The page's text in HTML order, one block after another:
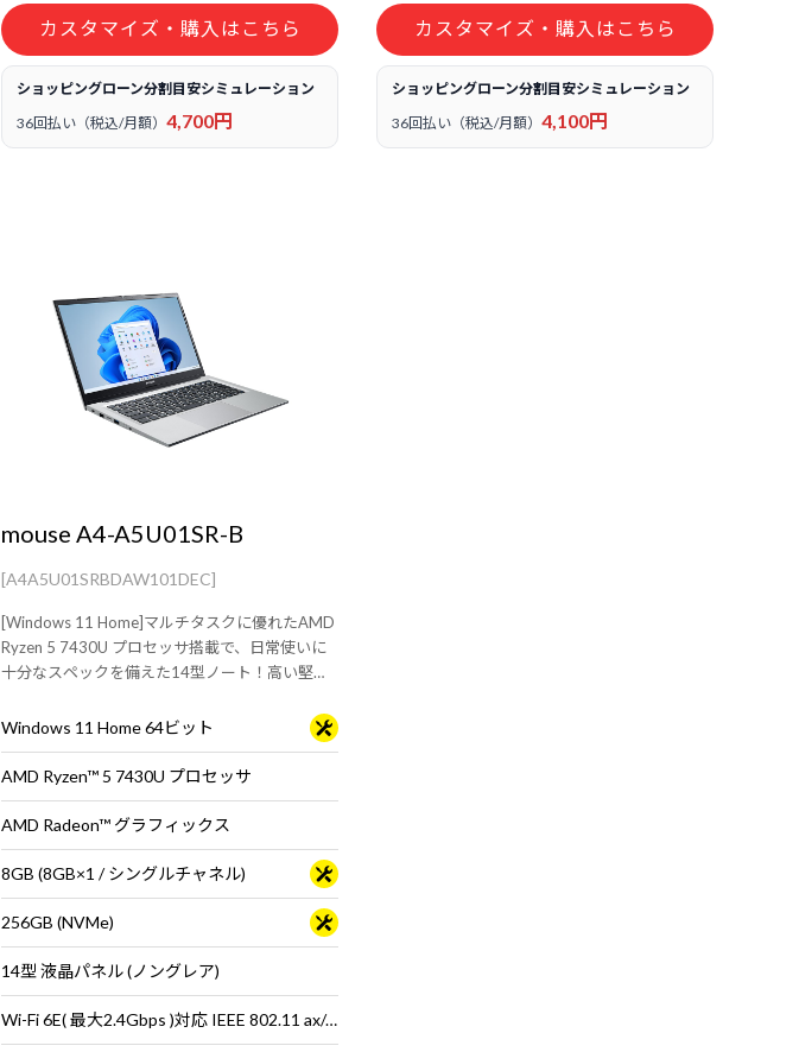
カスタマイズ・購入はこちら
ショッピングローン分割目安シミュレーション
36回払い（税込/月額） 4,700円
カスタマイズ・購入はこちら
ショッピングローン分割目安シミュレーション
36回払い（税込/月額） 4,100円
mouse A4-A5U01SR-B
[A4A5U01SRBDAW101DEC]
[Windows 11 Home]マルチタスクに優れたAMD
Ryzen 5 7430U プロセッサ搭載で、日常使いに
十分なスペックを備えた14型ノート！高い堅牢
Windows 11 Home 64ビット
AMD Ryzen™ 5 7430U プロセッサ
AMD Radeon™ グラフィックス
8GB (8GB×1 / シングルチャネル)
256GB (NVMe)
14型 液晶パネル (ノングレア)
Wi-Fi 6E( 最大2.4Gbps )対応 IEEE 802.11 ax/ac/a/b/g/n準拠 ＋ Bluetooth 5内蔵